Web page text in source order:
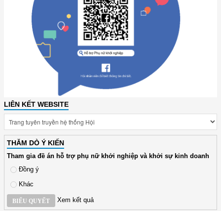
LIÊN KẾT WEBSITE
THĂM DÒ Ý KIẾN
Tham gia đề án hỗ trợ phụ nữ khởi nghiệp và khởi sự kinh doanh
Đồng ý
Khác
BIỂU QUYẾT Xem kết quả